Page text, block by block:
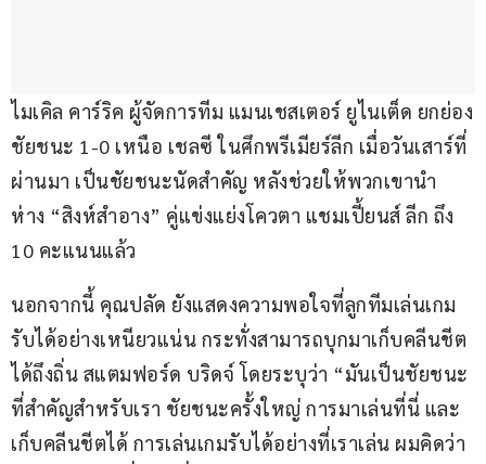
ไมเคิล คาร์ริค ผู้จัดการทีม แมนเชสเตอร์ ยูไนเต็ด ยกย่อง
ชัยชนะ 1-0 เหนือ เชลซี ในศึกพรีเมียร์ลีก เมื่อวันเสาร์ที่
ผ่านมา เป็นชัยชนะนัดสำคัญ หลังช่วยให้พวกเขานำ
ห่าง “สิงห์สำอาง” คู่แข่งแย่งโควตา แชมเปี้ยนส์ ลีก ถึง
10 คะแนนแล้ว
นอกจากนี้ คุณปลัด ยังแสดงความพอใจที่ลูกทีมเล่นเกม
รับได้อย่างเหนียวแน่น กระทั่งสามารถบุกมาเก็บคลีนชีต
ได้ถึงถิ่น สแตมฟอร์ด บริดจ์ โดยระบุว่า “มันเป็นชัยชนะ
ที่สำคัญสำหรับเรา ชัยชนะครั้งใหญ่ การมาเล่นที่นี่ และ
เก็บคลีนชีตได้ การเล่นเกมรับได้อย่างที่เราเล่น ผมคิดว่า